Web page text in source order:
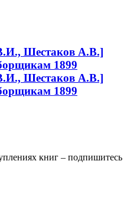
Шестаков А.В.]
1899
Шестаков А.В.]
1899
книг – подпишитесь